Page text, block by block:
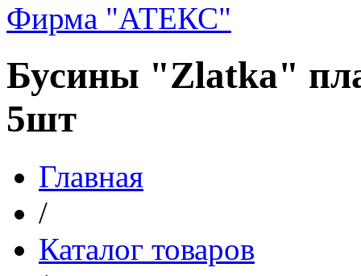
Фирма "АТЕКС"
Бусины "Zlatka"
5шт
Главная
/
Каталог товаров